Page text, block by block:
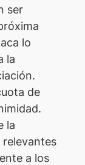
ser
lo
la
de
la
relevantes
a los